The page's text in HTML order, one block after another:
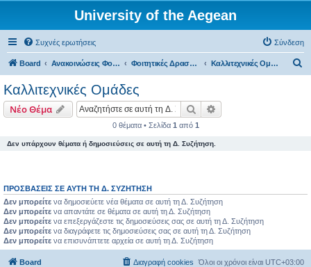
University of the Aegean
Συχνές ερωτήσεις Σύνδεση
Board Ανακοινώσεις Φοιτητικών Δραστηριοτήτων Φοιτητικές Δραστηριότητες - Μυτιλήνη Καλλιτεχνικές Ομάδες
η
Καλλιτεχνικές Ομάδες
Νέο Θέμα Αναζήτηση
0 θέματα • Σελίδα 1 από 1
Δεν υπάρχουν θέματα ή δημοσιεύσεις σε αυτή τη Δ. Συζήτηση.
ΠΡΟΣΒΆΣΕΙΣ ΣΕ ΑΥΤΉ ΤΗ Δ. ΣΥΖΉΤΗΣΗ
Δεν μπορείτε να δημοσιεύετε νέα θέματα σε αυτή τη Δ. Συζήτηση
Δεν μπορείτε να απαντάτε σε θέματα σε αυτή τη Δ. Συζήτηση
Δεν μπορείτε να επεξεργάζεστε τις δημοσιεύσεις σας σε αυτή τη Δ. Συζήτηση
Δεν μπορείτε να διαγράφετε τις δημοσιεύσεις σας σε αυτή τη Δ. Συζήτηση
Δεν μπορείτε να επισυνάπτετε αρχεία σε αυτή τη Δ. Συζήτηση
Board Όλοι οι χρόνοι είναι UTC+03:00
Διαγραφή cookies